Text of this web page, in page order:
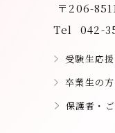
〒206-
Tel
042-
受験生応
卒業生の
保護者・